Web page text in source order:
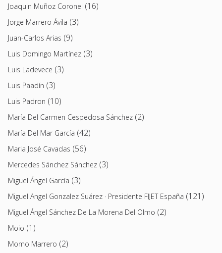
Joaquin Muñoz Coronel (16)
Jorge Marrero Ávila (3)
Juan-Carlos Arias (9)
Luis Domingo Martínez (3)
Luis Ladevece (3)
Luis Paadín (3)
Luis Padron (10)
María Del Carmen Cespedosa Sánchez (2)
María Del Mar García (42)
Maria José Cavadas (56)
Mercedes Sánchez Sánchez (3)
Miguel Ángel García (3)
Miguel Angel Gonzalez Suárez · Presidente FIJET España (121)
Miguel Ángel Sánchez De La Morena Del Olmo (2)
Moio (1)
Momo Marrero (2)